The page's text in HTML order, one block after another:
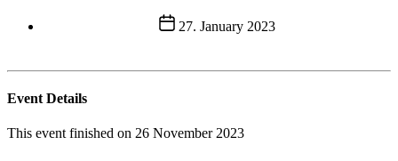
Post27. January 2023
Event Details
This event finished on 26 November 2023